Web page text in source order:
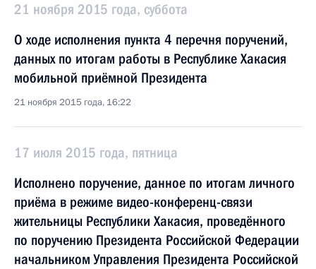
21 ноября 2015 года, суббота
О ходе исполнения пункта 4 перечня поручений,
данных по итогам работы в Республике Хакасия
мобильной приёмной Президента
21 ноября 2015 года, 16:22
17 июля 2015 года, пятница
Исполнено поручение, данное по итогам личного
приёма в режиме видео-конференц-связи
жительницы Республики Хакасия, проведённого
по поручению Президента Российской Федерации
начальником Управления Президента Российской